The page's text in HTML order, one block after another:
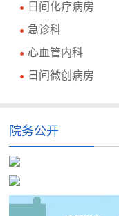
● 日间化疗病房
● 急诊科
● 心血管内科
● 日间微创病房
院务公开